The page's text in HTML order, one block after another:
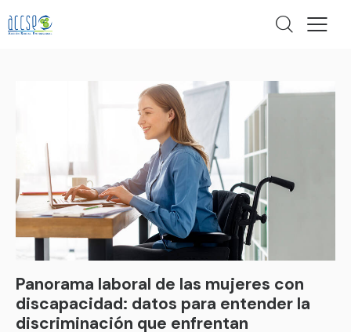
Panorama laboral de las mujeres con
discapacidad: datos para entender la
discriminación que enfrentan